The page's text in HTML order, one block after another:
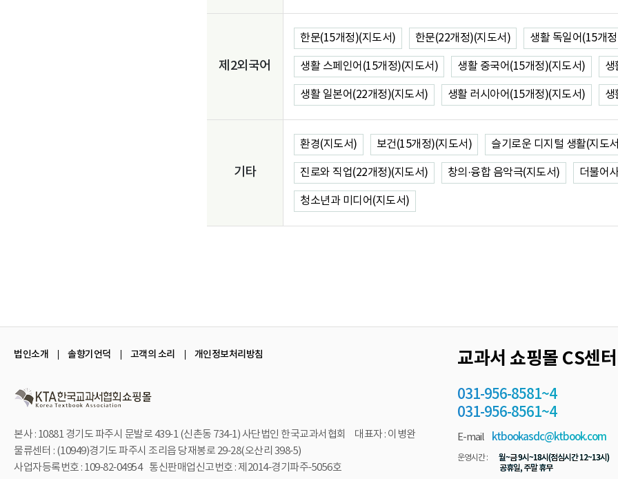
제2외국어
한문(15개정)(지도서) 한문(22개정)(지도서) 생활 독일어(15개
생활 스페인어(15개정)(지도서) 생활 중국어(15개정)(지도서) 생
생활 일본어(22개정)(지도서) 생활 러시아어(15개정)(지도서) 생
기타
환경(지도서) 보건(15개정)(지도서) 슬기로운 디지털 생활(지도
진로와 직업(22개정)(지도서) 창의·융합 음악극(지도서) 더불어
청소년과 미디어(지도서)
법인소개 솔향기언덕 고객의 소리 개인정보처리방침
본사 : 10881 경기도 파주시 문발로 439-1 (신촌동 734-1)사단법인 한국교과서협회 대표자 : 이병완
물류센터 : (10949)경기도 파주시 조리읍 당재봉로 29-28(오산리 398-5)
사업자등록번호 : 109-82-04954
통신판매업신고번호 : 제2014-경기파주-5056호
교과서 쇼핑몰 CS센터
031-956-8581~4
031-956-8561~4
E-mail ktbookasdc@ktbook.com
운영시간 :
월~금 9시~18시(점심시간 12~13시)
공휴일, 주말 휴무